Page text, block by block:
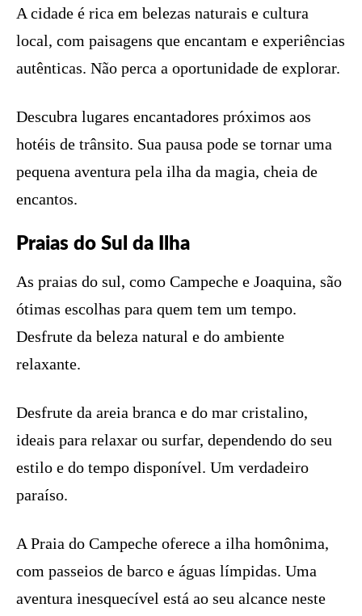
A cidade é rica em belezas naturais e cultura
local, com paisagens que encantam e experiências
autênticas. Não perca a oportunidade de explorar.
Descubra lugares encantadores próximos aos
hotéis de trânsito. Sua pausa pode se tornar uma
pequena aventura pela ilha da magia, cheia de
encantos.
Praias do Sul da Ilha
As praias do sul, como Campeche e Joaquina, são
ótimas escolhas para quem tem um tempo.
Desfrute da beleza natural e do ambiente
relaxante.
Desfrute da areia branca e do mar cristalino,
ideais para relaxar ou surfar, dependendo do seu
estilo e do tempo disponível. Um verdadeiro
paraíso.
A Praia do Campeche oferece a ilha homônima,
com passeios de barco e águas límpidas. Uma
aventura inesquecível está ao seu alcance neste